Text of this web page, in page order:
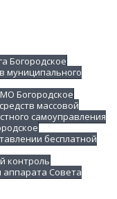
Богородское
муниципального
Богородское
массовой
самоуправления
бесплатной
контроль
Совета